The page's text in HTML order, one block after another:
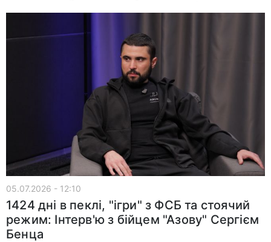
05.07.2026 - 12:10
1424 дні в пеклі, "ігри" з ФСБ та стоячий
режим: Інтерв'ю з бійцем "Азову" Сергієм
Бенца